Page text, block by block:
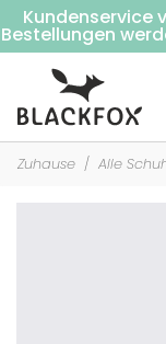
Zuhause Alle
Kundenservice
Bestellungen